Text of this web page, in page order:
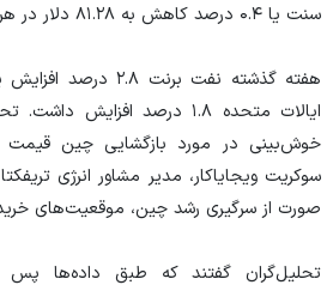
سنت یا ۰.۴ درصد کاهش به ۸۱.۲۸ دلار در هر بشکه رسید.
هفته گذشته نفت برنت
ایالات متحده ۱.۸ درصد افزایش
خوش‌بینی در مورد بازگشایی چین قیمت
سوکریت ویجایاکار، مدیر مشاور انرژی
صورت از سرگیری رشد چین، موقعیت‌های
تحلیل‌گران گفتند که طبق داده‌ها